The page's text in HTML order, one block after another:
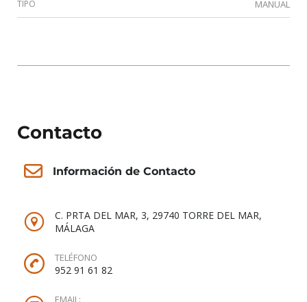
TIPO MANUAL
Contacto
Información de Contacto
C. PRTA DEL MAR, 3, 29740 TORRE DEL MAR,
MÁLAGA
TELÉFONO
952 91 61 82
EMAIL: